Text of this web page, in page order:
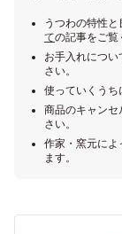
うつわの特性
ての記事をご覧
お手入れについ
さい。
使っていくうち
商品のキャンセ
さい。
作家・窯元によ
ます。